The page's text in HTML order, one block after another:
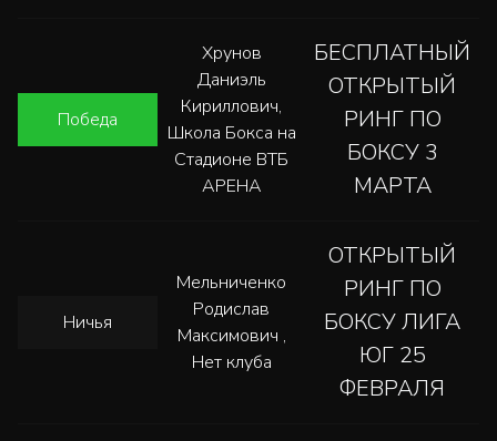
Победа
Хрунов
Даниэль
Кириллович,
Школа Бокса на
Стадионе ВТБ
АРЕНА
БЕСПЛАТНЫЙ
ОТКРЫТЫЙ
РИНГ ПО
БОКСУ 3
МАРТА
Ничья
Мельниченко
Родислав
Максимович ,
Нет клуба
ОТКРЫТЫЙ
РИНГ ПО
БОКСУ ЛИГА
ЮГ 25
ФЕВРАЛЯ